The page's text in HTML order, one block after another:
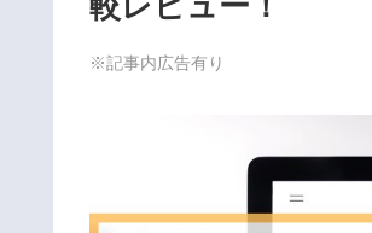
※記事内広告有り